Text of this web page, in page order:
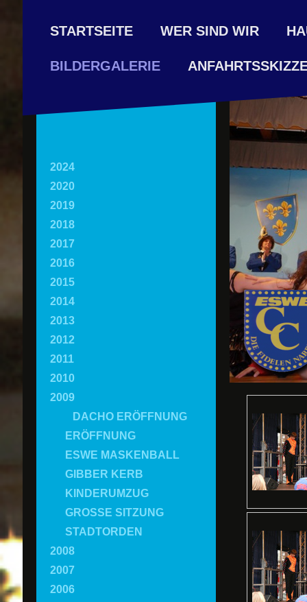
STARTSEITE WER SIND WIR
BILDERGALERIE
2024
2020
2019
2018
2017
2016
2015
2014
2013
2012
2011
2010
2009
DACHO ERÖFFNUNG
ERÖFFNUNG
ESWE MASKENBALL
GIBBER KERB
KINDERUMZUG
GROSSE SITZUNG
STADTORDEN
2008
2007
2006